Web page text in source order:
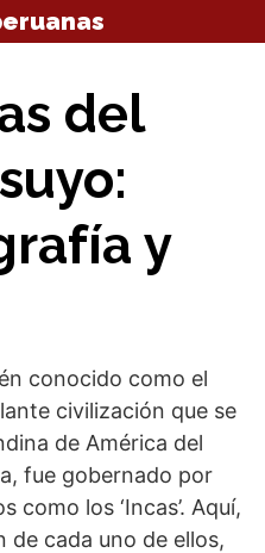
del
y
conocido como el
civilización que se
de América del
fue gobernado por
como los ‘Incas’. Aquí,
de cada uno de ellos,